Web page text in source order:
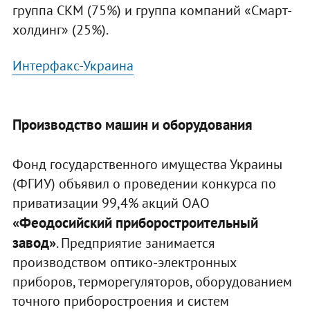
группа СКМ (75%) и группа компаний «Смарт-
холдинг» (25%).
Интерфакс-Украина
Производство машин и оборудования
Фонд государственного имущества Украины
(ФГИУ) объявил о проведении конкурса по
приватизации 99,4% акций ОАО
«Феодосийский приборостроительный
завод». Предприятие занимается
производством оптико-электронных
приборов, терморегуляторов, оборудованием
точного приборостроения и систем